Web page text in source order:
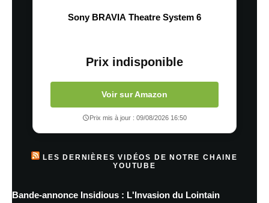
Sony BRAVIA Theatre System 6
Prix indisponible
Voir sur Amazon
Prix mis à jour : 09/08/2026 16:50
LES DERNIÈRES VIDÉOS DE NOTRE CHAINE
YOUTUBE
Bande-annonce Insidious : L'Invasion du Lointain